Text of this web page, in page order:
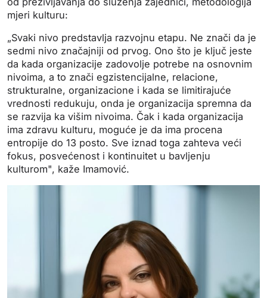
mjeri kulturu:
„Svaki nivo predstavlja razvojnu etapu. Ne znači da je
sedmi nivo značajniji od prvog. Ono što je ključ jeste
da kada organizacije zadovolje potrebe na osnovnim
nivoima, a to znači egzistencijalne, relacione,
strukturalne, organizacione i kada se limitirajuće
vrednosti redukuju, onda je organizacija spremna da
se razvija ka višim nivoima. Čak i kada organizacija
ima zdravu kulturu, moguće je da ima procena
entropije do 13 posto. Sve iznad toga zahteva veći
fokus, posvećenost i kontinuitet u bavljenju
kulturom", kaže Imamović.